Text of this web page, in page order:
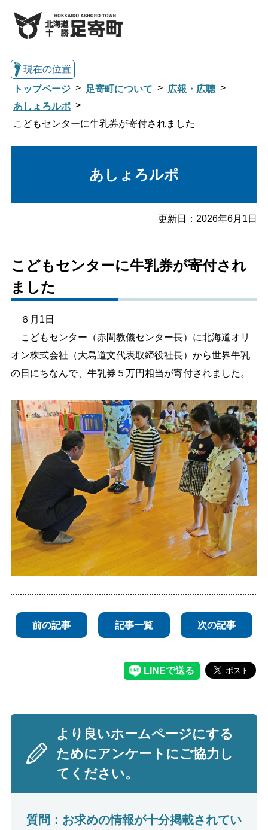
総合トップへ戻る
くらし・行政情報トップ
暮らし・手続き
しごと・産業
文字サイズ
標準 拡大
白 黒 黄 青
リセット
language
閉じる
現在の位置
トップページ
足寄町について
広報・広聴
あしょろルポ
こどもセンターに牛乳券が寄付されました
あしょろルポ
更新日： 2026年6月1日
こどもセンターに牛乳券が寄付され
ました
６月1日
こどもセンター（赤間教儀センター長）に北海道オリ
オン株式会社（大島道文代表取締役社長）から世界牛乳
の日にちなんで、牛乳券５万円相当が寄付されました。
前の記事 記事一覧 次の記事
より良いホームページにする
ためにアンケートにご協力し
てください。
質問：お求めの情報が十分掲載されてい